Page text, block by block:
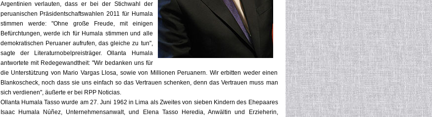
Argentinien verlauten, dass er bei der Stichwahl der
peruanischen Präsidentschaftswahlen 2011 für Humala
stimmen werde: "Ohne große Freude, mit einigen
Befürchtungen, werde ich für Humala stimmen und alle
demokratischen Peruaner aufrufen, das gleiche zu tun",
sagte der Literaturnobelpreisträger. Ollanta Humala
antwortete mit Redegewandtheit: "Wir bedanken uns für
die Unterstützung von Mario Vargas Llosa, sowie von Millionen Peruanern. Wir erbitten weder einen
Blankoscheck, noch dass sie uns einfach so das Vertrauen schenken, denn das Vertrauen muss man
sich verdienen", äußerte er bei RPP Noticias.
Ollanta Humala Tasso wurde am 27. Juni 1962 in Lima als Zweites von sieben Kindern des Ehepaares
Isaac Humala Núñez, Unternehmensanwalt, und Elena Tasso Heredia, Anwältin und Erzieherin,